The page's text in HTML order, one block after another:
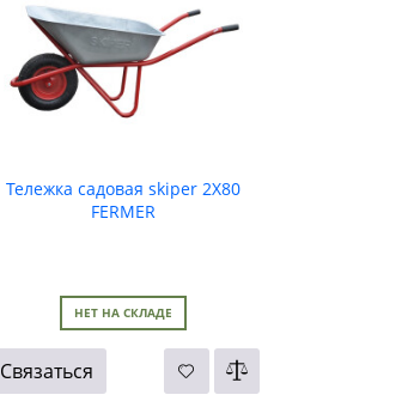
Тележка садовая skiper 2Х80
FERMER
НЕТ НА СКЛАДЕ
Связаться